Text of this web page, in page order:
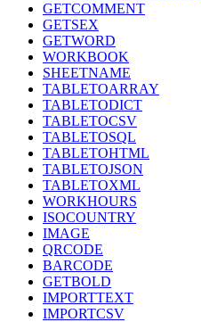
GETCOMMENT
GETSEX
GETWORD
WORKBOOK
SHEETNAME
TABLETOARRAY
TABLETODICT
TABLETOCSV
TABLETOSQL
TABLETOHTML
TABLETOJSON
TABLETOXML
WORKHOURS
ISOCOUNTRY
IMAGE
QRCODE
BARCODE
GETBOLD
IMPORTTEXT
IMPORTCSV